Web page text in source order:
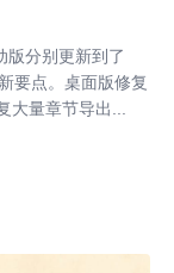
版分别更新到了
要点。桌面版修复
量章节导出...